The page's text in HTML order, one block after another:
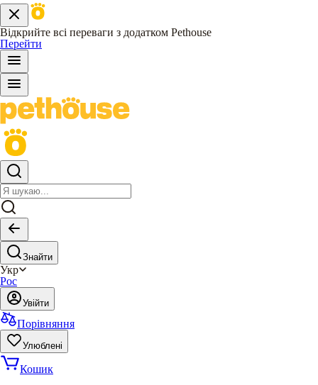
Відкрийте всі переваги з додатком Pethouse
Перейти
Знайти
Укр
Рос
Увійти
Порівняння
Улюблені
Кошик